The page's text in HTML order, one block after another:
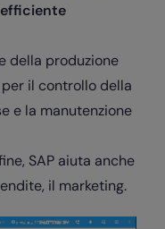
della produzione
il controllo della
e la manutenzione
SAP aiuta anche
il marketing.